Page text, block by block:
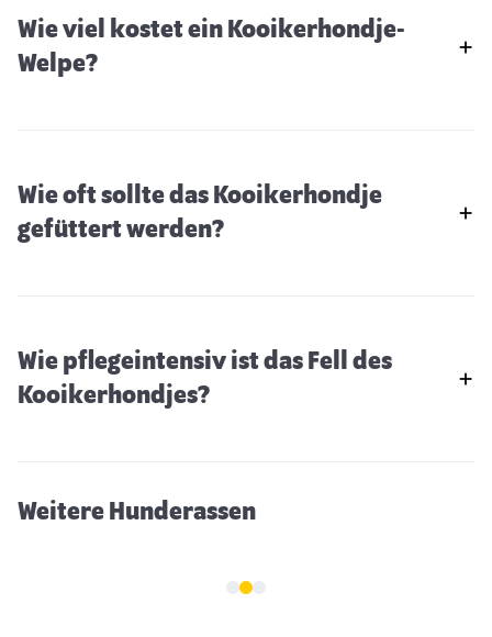
Wie viel kostet ein Kooikerhondje-
Welpe?
Wie oft sollte das Kooikerhondje
gefüttert werden?
Wie pflegeintensiv ist das Fell des
Kooikerhondjes?
Weitere Hunderassen
Chinook